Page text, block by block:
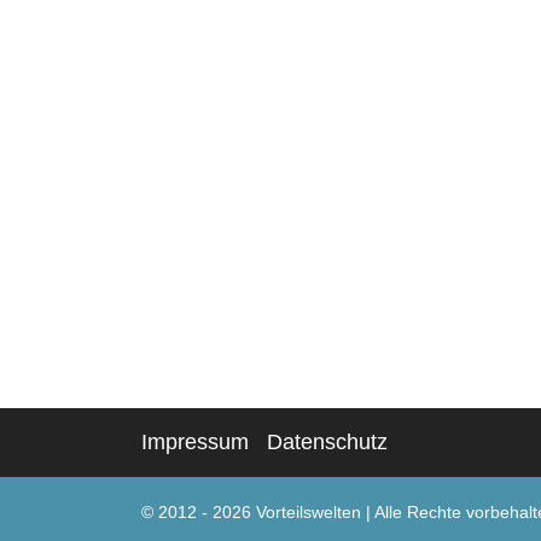
Impressum Datenschutz
© 2012 - 2026 Vorteilswelten | Alle Rechte